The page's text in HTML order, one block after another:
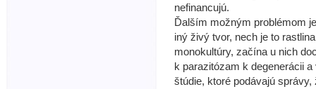
nefinancujú.
Ďalším možným problémom
iný živý tvor, nech je to
monokultúry, začína u nich
k parazitózam k degenerácii
štúdie, ktoré podávajú